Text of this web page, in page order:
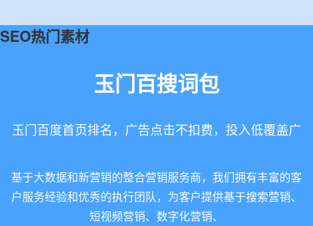
SEO热门素材
玉门百搜词包
玉门百度首页排名，广告点击不扣费，投入低覆盖广
基于大数据和新营销的整合营销服务商，我们拥有丰富的客
户服务经验和优秀的执行团队，为客户提供基于搜索营销、
短视频营销、数字化营销、